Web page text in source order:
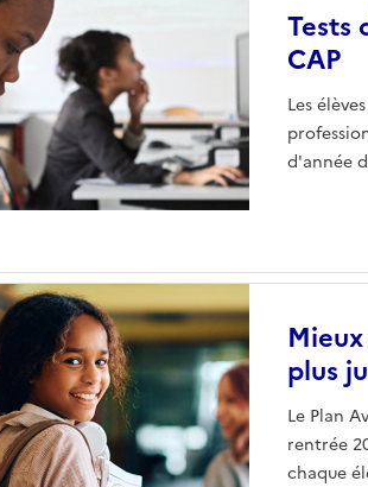
Tests
CAP
Les
d'année
plus
Le Plan
rentrée
chaque